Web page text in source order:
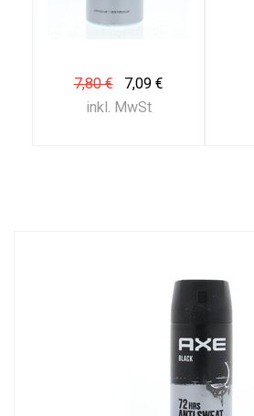
7,80 €
7,09 €
inkl. MwSt